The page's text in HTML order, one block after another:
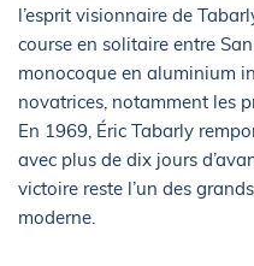
l’esprit visionnaire de
course en solitaire entre
monocoque en aluminium
novatrices, notamment les
En 1969, Éric Tabarly
avec plus de dix jours
victoire reste l’un des
moderne.